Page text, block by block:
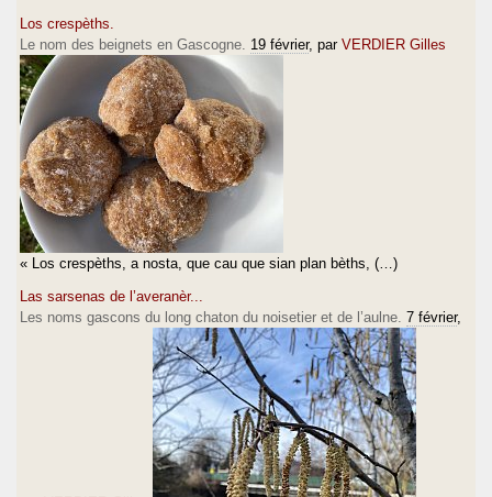
Los crespèths.
Le nom des beignets en Gascogne. 19 février, par VERDIER Gilles
« Los crespèths, a nosta, que cau que sian plan bèths, (…)
Las sarsenas de l’averanèr...
Les noms gascons du long chaton du noisetier et de l’aulne. 7 février,